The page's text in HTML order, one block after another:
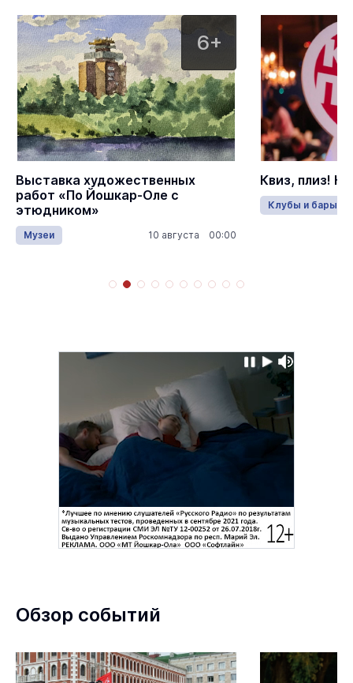
6+
Выставка художественных
работ «По Йошкар-Оле с
этюдником»
Музеи 10 августа 00:00
Квиз, плиз!
Клубы и бары
Обзор событий